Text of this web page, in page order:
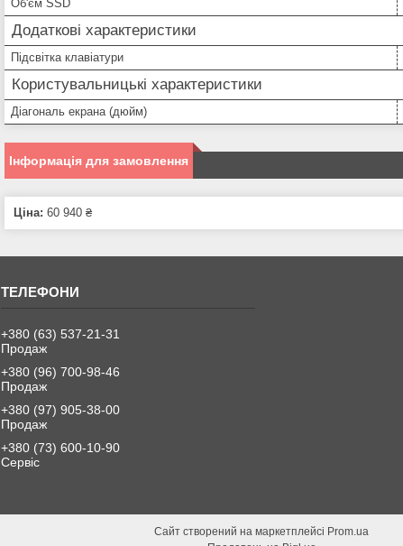
Об'єм SSD
Додаткові характеристики
Підсвітка клавіатури
Користувальницькі характеристики
Діагональ екрана (дюйм)
Інформація для замовлення
Ціна: 60 940 ₴
+380 (63) 537-21-31
Продаж
+380 (96) 700-98-46
Продаж
+380 (97) 905-38-00
Продаж
+380 (73) 600-10-90
Сервіс
Сайт створений на маркетплейсі Prom.ua